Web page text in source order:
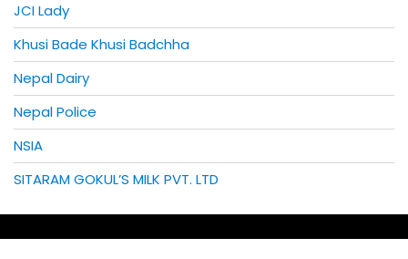
JCI Lady
Khusi Bade Khusi Badchha
Nepal Dairy
Nepal Police
NSIA
SITARAM GOKUL’S MILK PVT. LTD